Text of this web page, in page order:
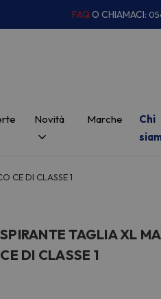
FAQ O CHIAMACI:
Novità Marche
Chi
CE DI CLASSE 1
TAGLIA XL
DI CLASSE 1